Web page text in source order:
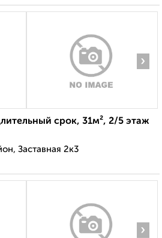
›
срок, 31м², 2/5 этаж
Заставная 2к3
›